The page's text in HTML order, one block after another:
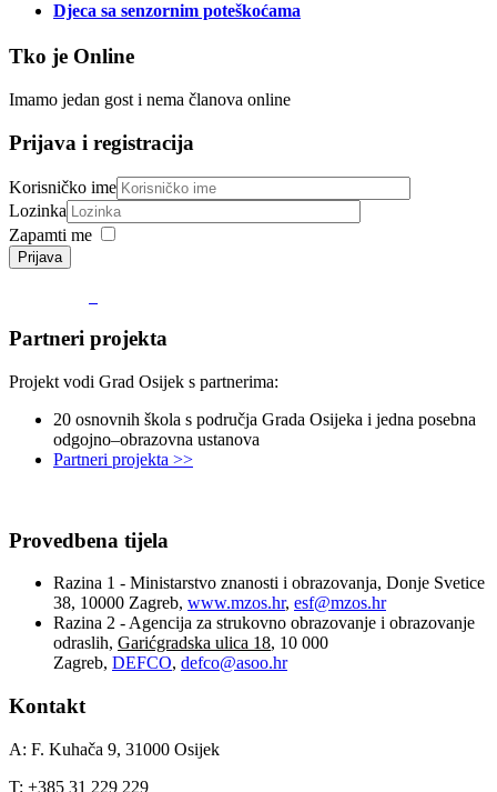
Djeca sa senzornim poteškoćama
Tko je Online
Imamo jedan gost i nema članova online
Prijava i registracija
Korisničko ime
Lozinka
Zapamti me
Prijava
Partneri projekta
Projekt vodi Grad Osijek s partnerima:
20 osnovnih škola s područja Grada Osijeka i jedna posebna
odgojno–obrazovna ustanova
Partneri projekta >>
Provedbena tijela
Razina 1 - Ministarstvo znanosti i obrazovanja, Donje Svetice
38, 10000 Zagreb, www.mzos.hr, esf@mzos.hr
Razina 2 - Agencija za strukovno obrazovanje i obrazovanje
odraslih, Garićgradska ulica 18, 10 000
Zagreb, DEFCO, defco@asoo.hr
Kontakt
A: F. Kuhača 9, 31000 Osijek
T: +385 31 229 229